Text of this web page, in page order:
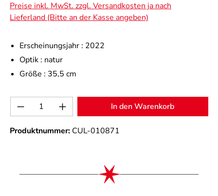
Preise inkl. MwSt. zzgl. Versandkosten ja nach
Lieferland (Bitte an der Kasse angeben)
Erscheinungsjahr : 2022
Optik : natur
Größe : 35,5 cm
Produkt Anzahl: Gib den gewünschten
In den Warenkorb
Produktnummer: CUL-010871